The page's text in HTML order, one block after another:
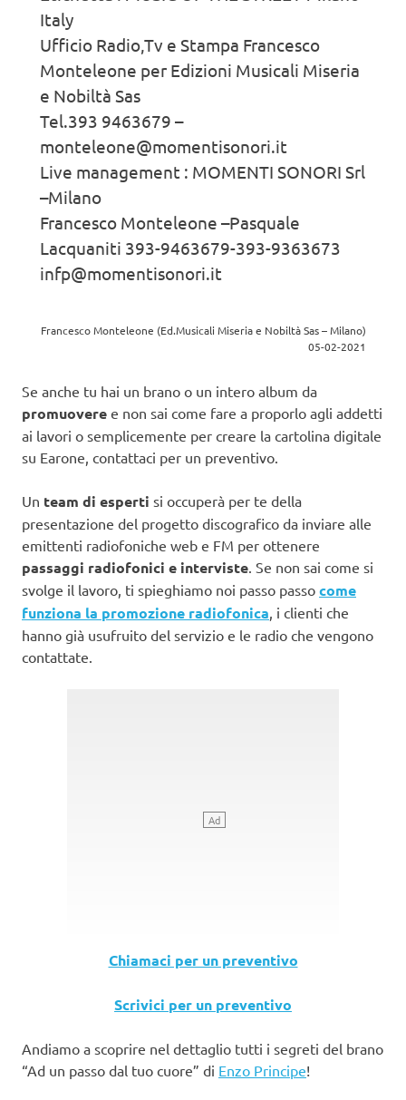
Italy
Ufficio Radio,Tv e Stampa Francesco
Monteleone per Edizioni Musicali Miseria
e Nobiltà Sas
Tel.393 9463679 –
monteleone@momentisonori.it
Live management : MOMENTI SONORI Srl
–Milano
Francesco Monteleone –Pasquale
Lacquaniti 393-9463679-393-9363673
infp@momentisonori.it
Francesco Monteleone (Ed.Musicali Miseria e Nobiltà Sas – Milano)
05-02-2021
Se anche tu hai un brano o un intero album da
promuovere e non sai come fare a proporlo agli addetti
ai lavori o semplicemente per creare la cartolina digitale
su Earone, contattaci per un preventivo.
Un team di esperti si occuperà per te della
presentazione del progetto discografico da inviare alle
emittenti radiofoniche web e FM per ottenere
passaggi radiofonici e interviste. Se non sai come si
svolge il lavoro, ti spieghiamo noi passo passo come
funziona la promozione radiofonica, i clienti che
hanno già usufruito del servizio e le radio che vengono
contattate.
Chiamaci per un preventivo
Scrivici per un preventivo
Andiamo a scoprire nel dettaglio tutti i segreti del brano
“Ad un passo dal tuo cuore” di Enzo Principe!